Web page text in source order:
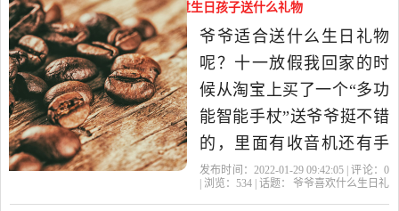
爷爷喜欢什么生日礼物（爷爷过生日孩子送什么礼物
好）
爷爷适合送什么生日礼物
呢？十一放假我回家的时
候从淘宝上买了一个“多功
能智能手杖”送爷爷挺不错
的，里面有收音机还有手
电筒,手柄还能有按摩的功
发布时间：2022-01-29 09:42:05 | 评论： 0
| 浏览： 534 | 话题：
爷爷喜欢什么生日礼